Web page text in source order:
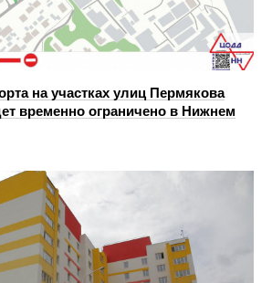
на участках улиц Пермякова
временно ограничено в Нижнем